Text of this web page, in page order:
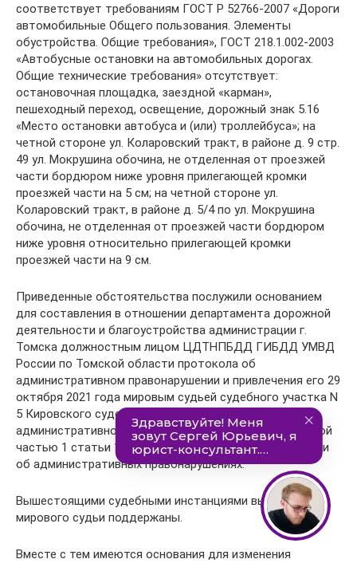
соответствует требованиям ГОСТ Р 52766-2007 «Дороги
автомобильные Общего пользования. Элементы
обустройства. Общие требования», ГОСТ 218.1.002-2003
«Автобусные остановки на автомобильных дорогах.
Общие технические требования» отсутствует:
остановочная площадка, заездной «карман»,
пешеходный переход, освещение, дорожный знак 5.16
«Место остановки автобуса и (или) троллейбуса»; на
четной стороне ул. Коларовский тракт, в районе д. 9 стр.
49 ул. Мокрушина обочина, не отделенная от проезжей
части бордюром ниже уровня прилегающей кромки
проезжей части на 5 см; на четной стороне ул.
Коларовский тракт, в районе д. 5/4 по ул. Мокрушина
обочина, не отделенная от проезжей части бордюром
ниже уровня относительно прилегающей кромки
проезжей части на 9 см.
Приведенные обстоятельства послужили основанием
для составления в отношении департамента дорожной
деятельности и благоустройства администрации г.
Томска должностным лицом ЦДТНПБДД ГИБДД УМВД
России по Томской области протокола об
административном правонарушении и привлечения его 29
октября 2021 года мировым судьей судебного участка N
5 Кировского судебного района г. Томска к
административной ответственности, предусмотренной
частью 1 статьи 12.34 Кодекса Российской Федерации
об административных правонарушениях.
Вышестоящими судебными инстанциями выводы
мирового судьи поддержаны.
Вместе с тем имеются основания для изменения